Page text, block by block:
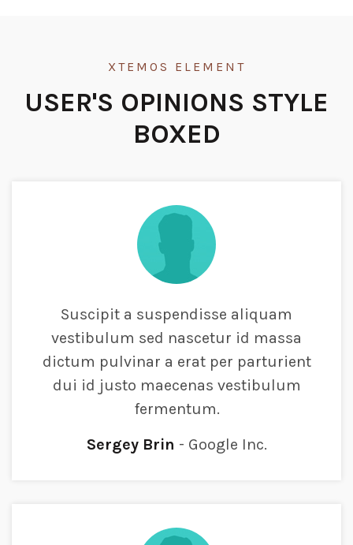
XTEMOS ELEMENT
USER'S OPINIONS STYLE
BOXED
Suscipit a suspendisse aliquam
vestibulum sed nascetur id massa
dictum pulvinar a erat per parturient
dui id justo maecenas vestibulum
fermentum.
Sergey Brin
Google Inc.